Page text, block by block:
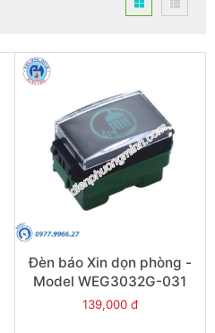
Đèn báo Xin dọn phòng -
Model WEG3032G-031
139,000 đ